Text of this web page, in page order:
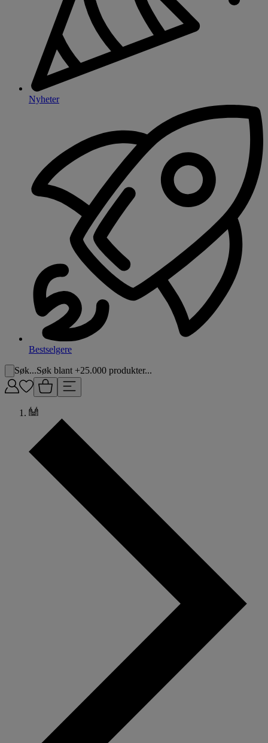
Nyheter
Bestselgere
Søk...Søk blant +25.000 produkter...